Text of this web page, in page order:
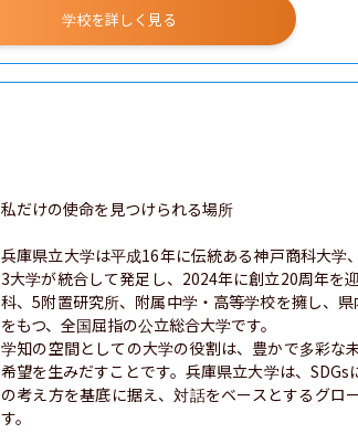
学校を詳しく見る
私だけの使命を見つけられる場所
兵庫県立大学は平成16年に伝統ある神戸商科大学
3大学が統合して発足し、2024年に創立20周年を
科、5附置研究所、附属中学・高等学校を擁し、
をもつ、全国屈指の公立総合大学です。
学知の空間としての大学の役割は、豊かで多彩な
希望を生みだすことです。兵庫県立大学は、SDGs
の考え方を基底に据え、対話をベースとするグロ
す。